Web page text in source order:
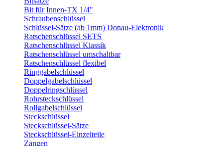
Bit für Innen-TX 1/4"
Schraubenschlüssel
Schlüssel-Sätze (ab 1mm) Donau-Elektronik
Ratschenschlüssel SETS
Ratschenschlüssel Klassik
Ratschenschlüssel umschaltbar
Ratschenschlüssel flexibel
Ringgabelschlüssel
Doppelgabelschlüssel
Doppelringschlüssel
Rohrsteckschlüssel
Rollgabelschlüssel
Steckschlüssel
Steckschlüssel-Sätze
Steckschlüssel-Einzelteile
Zangen